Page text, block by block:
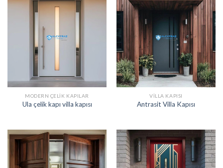
MODERN ÇELIK KAPILAR
Ula çelik kapı villa kapısı
VILLA KAPISI
Antrasit Villa Kapısı